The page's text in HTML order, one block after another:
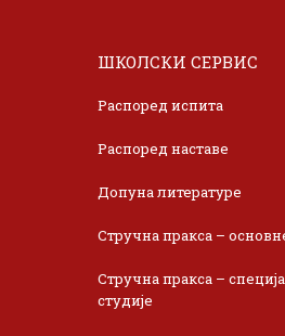
ШКОЛСКИ СЕРВИС
Распоред испита
Распоред наставе
Допуна литературе
Стручна пракса –
Стручна пракса –
студије